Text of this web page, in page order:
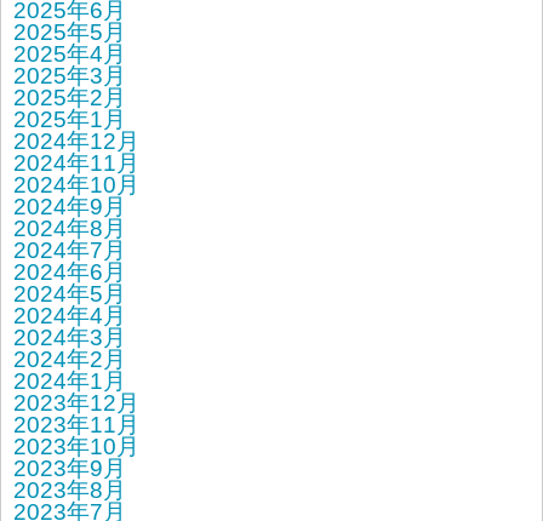
2025年6月
2025年5月
2025年4月
2025年3月
2025年2月
2025年1月
2024年12月
2024年11月
2024年10月
2024年9月
2024年8月
2024年7月
2024年6月
2024年5月
2024年4月
2024年3月
2024年2月
2024年1月
2023年12月
2023年11月
2023年10月
2023年9月
2023年8月
2023年7月